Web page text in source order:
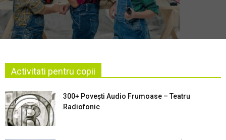
Activitati pentru copii
300+ Povești Audio Frumoase – Teatru
Radiofonic